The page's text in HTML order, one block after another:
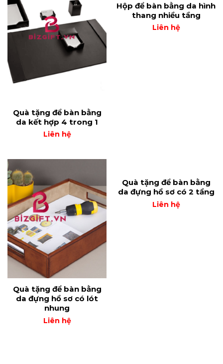
Quà tặng để bàn bằng
da kết hợp 4 trong 1
Liên hệ
Hộp để bàn bằng da hình
thang nhiều tầng
Liên hệ
Quà tặng để bàn bằng
da đựng hồ sơ có lót
nhung
Liên hệ
Quà tặng để bàn bằng
da đựng hồ sơ có 2 tầng
Liên hệ